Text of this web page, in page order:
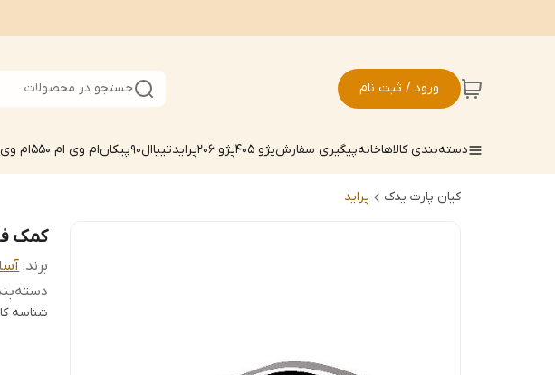
ورود / ثبت نام جستجو در محصولات
دسته‌بندی کالاهاخانهپیگیری سفارشپژو 405 پژو 206 پرایدتیباال90 پیکانام وی ام 550 ام وی
کیان پارت یدک پراید
کمک
برند:
شناسه